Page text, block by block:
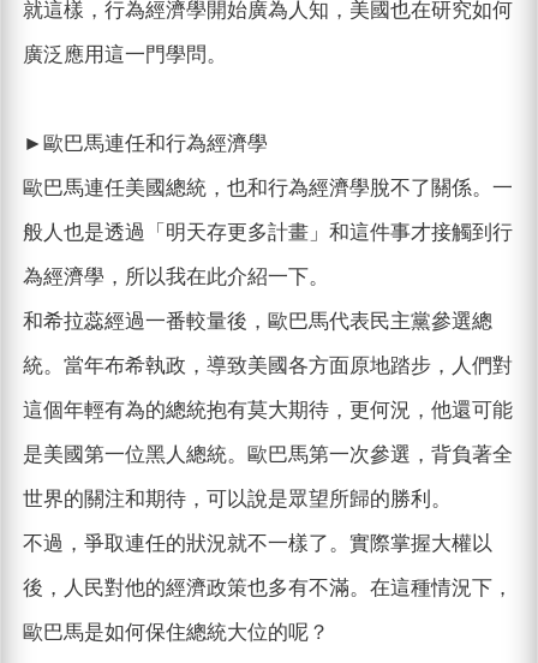
就這樣，行為經濟學開始廣為人知，美國也在研究如何
廣泛應用這一門學問。
►歐巴馬連任和行為經濟學
歐巴馬連任美國總統，也和行為經濟學脫不了關係。一
般人也是透過「明天存更多計畫」和這件事才接觸到行
為經濟學，所以我在此介紹一下。
和希拉蕊經過一番較量後，歐巴馬代表民主黨參選總
統。當年布希執政，導致美國各方面原地踏步，人們對
這個年輕有為的總統抱有莫大期待，更何況，他還可能
是美國第一位黑人總統。歐巴馬第一次參選，背負著全
世界的關注和期待，可以說是眾望所歸的勝利。
不過，爭取連任的狀況就不一樣了。實際掌握大權以
後，人民對他的經濟政策也多有不滿。在這種情況下，
歐巴馬是如何保住總統大位的呢？